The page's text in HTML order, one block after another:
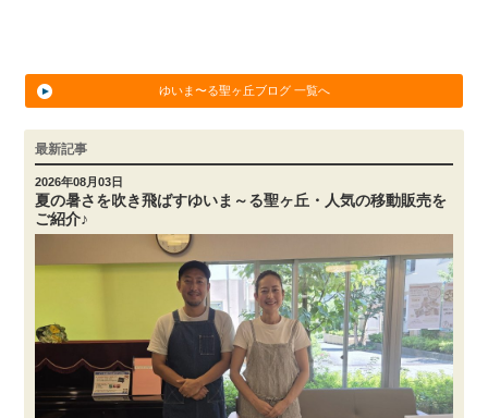
ゆいま〜る聖ヶ丘ブログ 一覧へ
最新記事
2026年08月03日
夏の暑さを吹き飛ばすゆいま～る聖ヶ丘・人気の移動販売を
ご紹介♪